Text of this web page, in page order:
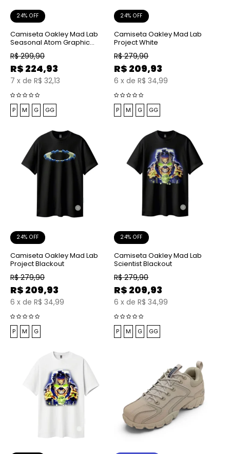
24% OFF
Camiseta Oakley Mad Lab
Seasonal Atom Graphic
Blackout
R$ 299,90
R$ 224,93
7 x de R$ 32,13
P M G GG
24% OFF
Camiseta Oakley Mad Lab
Project White
R$ 279,90
R$ 209,93
6 x de R$ 34,99
P M G GG
24% OFF
Camiseta Oakley Mad Lab
Project Blackout
R$ 279,90
R$ 209,93
6 x de R$ 34,99
P M G
24% OFF
Camiseta Oakley Mad Lab
Scientist Blackout
R$ 279,90
R$ 209,93
6 x de R$ 34,99
P M G GG